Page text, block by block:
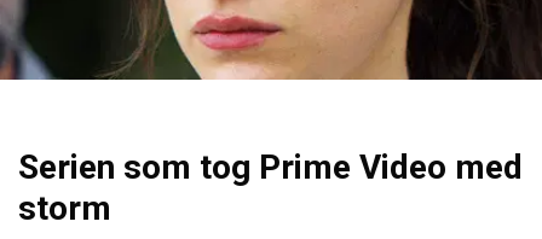
Serien som tog Prime Video med
storm